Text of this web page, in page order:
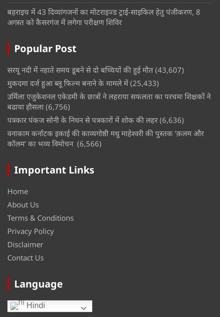
बहराइच में 43 दिव्यांगजनों का मोटराइज्ड ट्राई-साइकिल हेतु पंजीकरण, 8
अगस्त को कैसरगंज में लगेगा परीक्षण शिविर
Popular Post
सरयू नदी में नहाते समय डूबने से दो बच्चियों की हुई मौत (43,607)
मुकदमा दर्ज हुआ ब्लू फिल्म बनाने के मामले में (25,433)
उर्मिला एजुकेशनल एकेडमी के छात्रों ने लहराया सफलता का परचमः शिक्षकों ने
बढाया हौसला (6,756)
पत्रकार पंकज सोनी के निधन से पत्रकारों में शोक की लहर (6,636)
वनाकाम कर्नाटक इकाई की काव्यगोष्ठी मधु माहेश्वरी की पुस्तक ‘क़लम और
कॉलम’ का भव्य विमोचन (6,566)
Important Links
Home
About Us
Terms & Conditions
Privacy Policy
Disclaimer
Contact Us
Language
Hindi